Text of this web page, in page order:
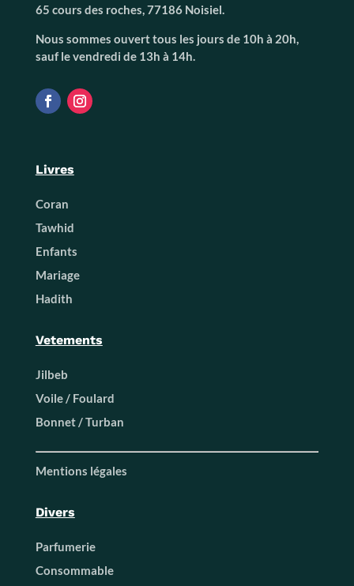
65 cours des roches, 77186 Noisiel.
Nous sommes ouvert tous les jours de 10h à 20h,
sauf le vendredi de 13h à 14h.
Livres
Coran
Tawhid
Enfants
Mariage
Hadith
Vetements
Jilbeb
Voile / Foulard
Bonnet / Turban
Mentions légales
Divers
Parfumerie
Consommable